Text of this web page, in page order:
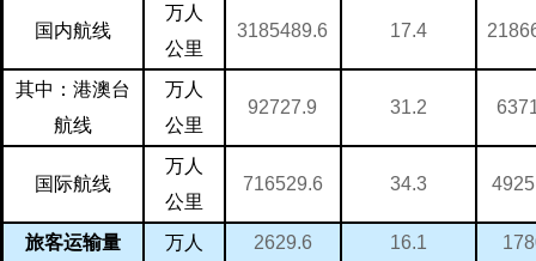
国内航线
万人
公里
3185489.6 17.4
其中：港澳台
航线
万人
公里
92727.9 31.2
国际航线
万人
公里
716529.6 34.3
旅客运输量 万人 2629.6 16.1